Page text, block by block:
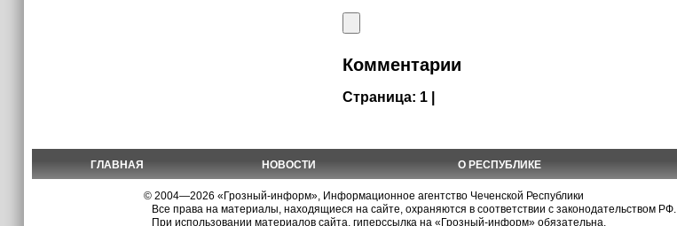
Комментарии
Страница: 1 |
ГЛАВНАЯ НОВОСТИ О РЕСПУБЛИКЕ
© 2004—2026 «Грозный-информ», Информационное агентство Чеченской Республики
Все права на материалы, находящиеся на сайте, охраняются в соответствии с законодательством РФ.
При использовании материалов сайта, гиперссылка на «Грозный-информ» обязательна.